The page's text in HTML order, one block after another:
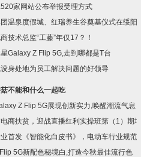
家网站公布举报受理方式
温泉度假城、红瑞养生谷奠基仪式在绥阳举
技术总监“工藤”年仅17？！
Galaxy Z Flip 5G,走到哪都是T台
身处地为员工解决问题的好领导
不能和什么一起吃
Z Flip 5G展现创新实力,唤醒潮流气息
商扶贫，迎战直播红利实操班第（1）期培
首发《智能化白皮书》，电动车行业规范已
5G新配色秘境白,打造今秋最佳流行色